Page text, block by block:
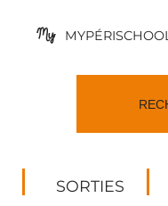
MYPÉRISCHOOL
SORTIES